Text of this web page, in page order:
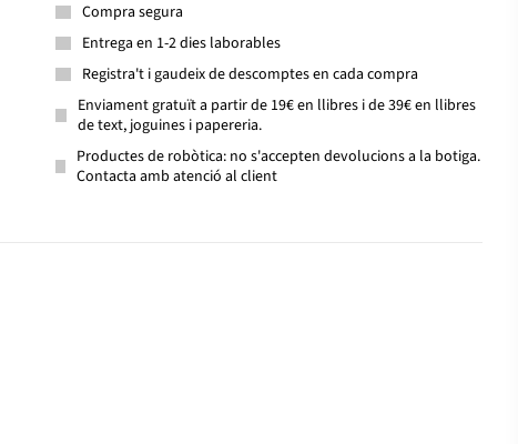
Compra segura
Entrega en 1-2 dies laborables
Registra't i gaudeix de descomptes en cada compra
Enviament gratuït a partir de 19€ en llibres i de 39€ en llibres
de text, joguines i papereria.
Productes de robòtica: no s'accepten devolucions a la botiga.
Contacta amb atenció al client